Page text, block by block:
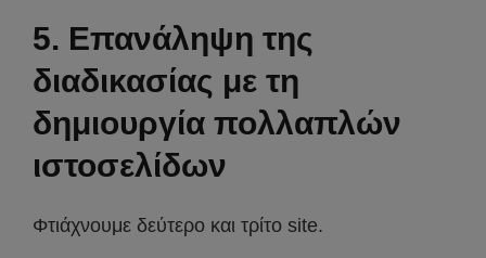
5. Επανάληψη της
διαδικασίας με τη
δημιουργία πολλαπλών
ιστοσελίδων
Φτιάχνουμε δεύτερο και τρίτο site.